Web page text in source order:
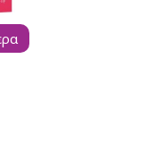
Fast Shots
Spy X
RW RC